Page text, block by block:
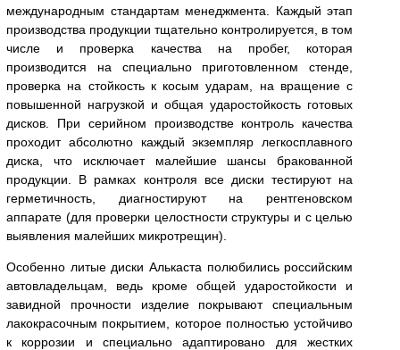
международным стандартам менеджмента. Каждый этап
производства продукции тщательно контролируется, в том
числе и проверка качества на пробег, которая
производится на специально приготовленном стенде,
проверка на стойкость к косым ударам, на вращение с
повышенной нагрузкой и общая ударостойкость готовых
дисков. При серийном производстве контроль качества
проходит абсолютно каждый экземпляр легкосплавного
диска, что исключает малейшие шансы бракованной
продукции. В рамках контроля все диски тестируют на
герметичность, диагностируют на рентгеновском
аппарате (для проверки целостности структуры и с целью
выявления малейших микротрещин).
Особенно литые диски Алькаста полюбились российским
автовладельцам, ведь кроме общей ударостойкости и
завидной прочности изделие покрывают специальным
лакокрасочным покрытием, которое полностью устойчиво
к коррозии и специально адаптировано для жестких